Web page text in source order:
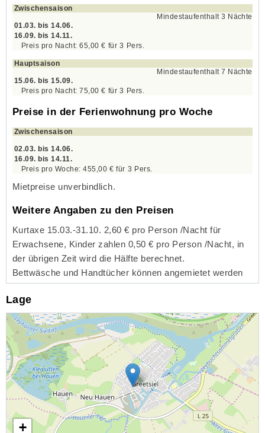
Zwischensaison
Mindestaufenthalt 3 Nächte
01.03. bis 14.06.
16.09. bis 14.11.
65,00 € für 3 Pers.
Hauptsaison
Mindestaufenthalt 7 Nächte
15.06. bis 15.09.
75,00 € für 3 Pers.
Preise in der Ferienwohnung pro Woche
Zwischensaison
02.03. bis 14.06.
16.09. bis 14.11.
455,00 € für 3 Pers.
Mietpreise unverbindlich.
Weitere Angaben zu den Preisen
Kurtaxe 15.03.-31.10. 2,60 € pro Person /Nacht für
Erwachsene, Kinder zahlen 0,50 € pro Person /Nacht, in
der übrigen Zeit wird die Hälfte berechnet.
Bettwäsche und Handtücher können angemietet werden
Lage
Lade Lageplan
+